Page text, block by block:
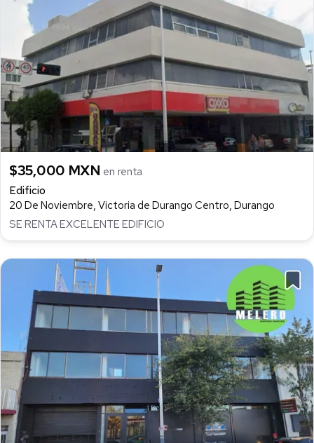
$35,000 MXN en renta
Edificio
20 De Noviembre, Victoria de Durango Centro, Durango
SE RENTA EXCELENTE EDIFICIO